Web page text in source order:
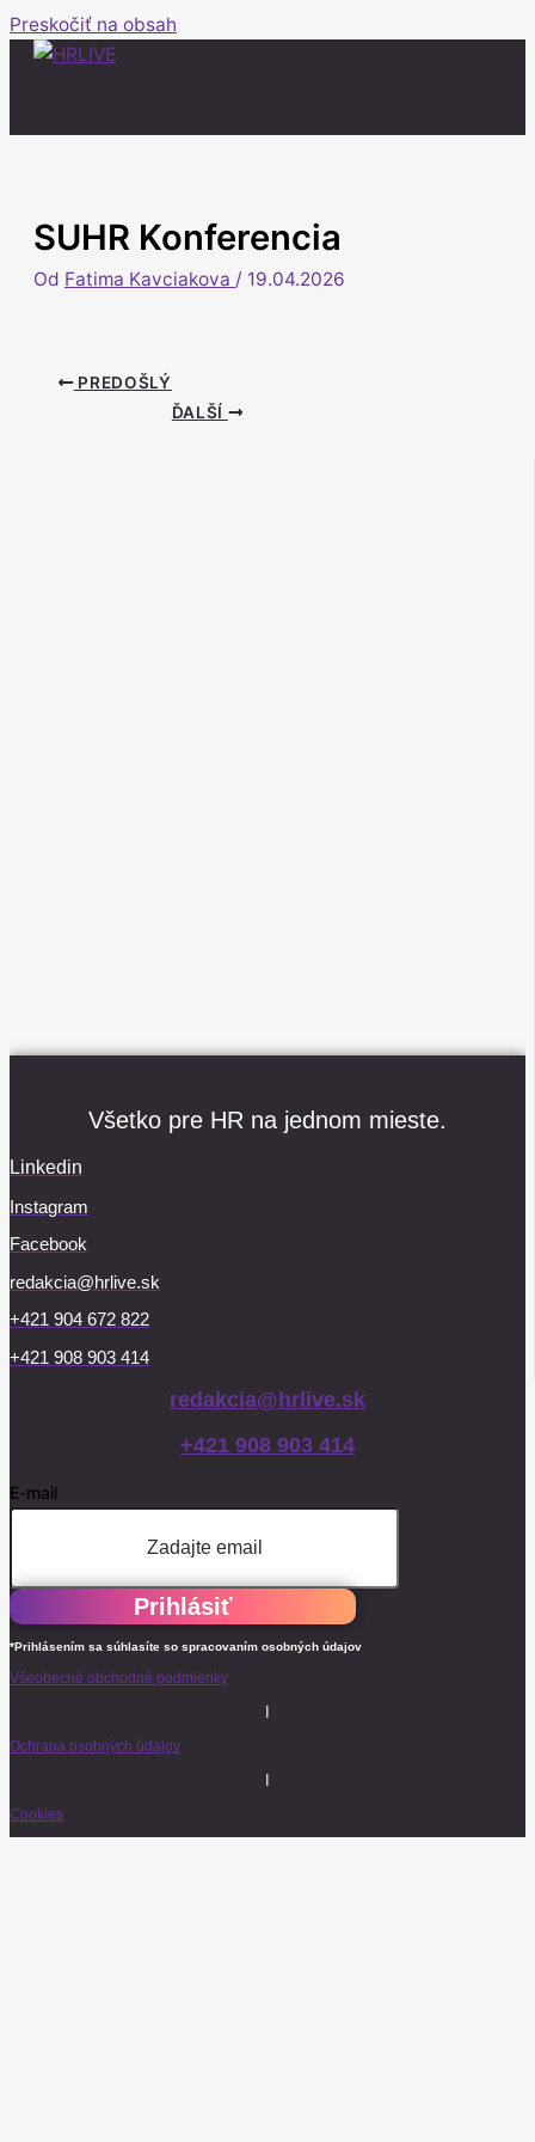
Preskočiť na obsah
SUHR Konferencia
Od Fatima Kavciakova / 19.04.2026
PREDOŠLÝ
ĎALŠÍ
Všetko pre HR na jednom mieste.
Linkedin
Instagram
Facebook
redakcia@hrlive.sk
+421 904 672 822
+421 908 903 414
redakcia@hrlive.sk
+421 908 903 414
E-mail
Prihlásiť
*Prihlásením sa súhlasíte so spracovaním osobných údajov
Všeobecné obchodné podmienky
Ochrana osobných údajov
Cookies